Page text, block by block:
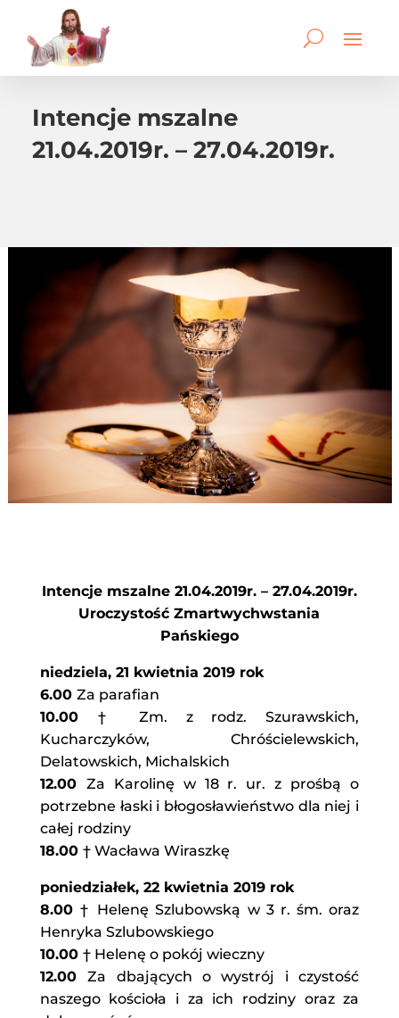
Intencje mszalne
21.04.2019r. – 27.04.2019r.
Intencje mszalne 21.04.2019r. – 27.04.2019r.
Uroczystość Zmartwychwstania
Pańskiego
niedziela, 21 kwietnia 2019 rok
6.00 Za parafian
10.00 † Zm. z rodz. Szurawskich,
Kucharczyków, Chróścielewskich,
Delatowskich, Michalskich
12.00 Za Karolinę w 18 r. ur. z prośbą o
potrzebne łaski i błogosławieństwo dla niej i
całej rodziny
18.00 † Wacława Wiraszkę
poniedziałek, 22 kwietnia 2019 rok
8.00 † Helenę Szlubowską w 3 r. śm. oraz
Henryka Szlubowskiego
10.00 † Helenę o pokój wieczny
12.00Za dbających o wystrój i czystość
naszego kościoła i za ich rodziny oraz za